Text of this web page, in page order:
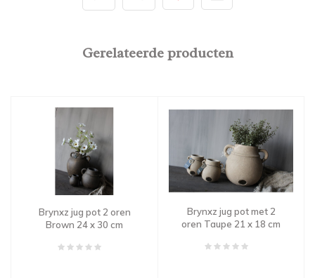
Gerelateerde producten
Brynxz jug pot 2 oren
Brown 24 x 30 cm
Brynxz jug pot met 2
oren Taupe 21 x 18 cm